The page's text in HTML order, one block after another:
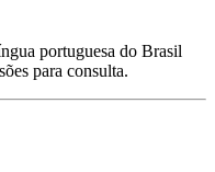
portuguesa do Brasil
para consulta.